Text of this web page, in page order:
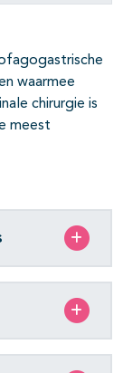
waarmee
chirurgie is
meest